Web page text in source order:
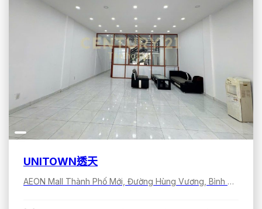
UNITOWN透天
AEON Mall Thành Phố Mới, Đường Hùng Vương, Bình Dương, Hồ Chí Minh, Việt Nam